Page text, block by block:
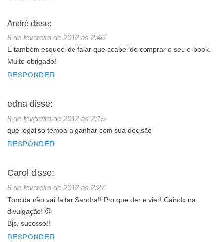
André disse:
8 de fevereiro de 2012 às 2:46
E também esqueci de falar que acabei de comprar o seu e-book.
Muito obrigado!
RESPONDER
edna disse:
8 de fevereiro de 2012 às 2:15
que legal só temoa a ganhar com sua decisão
RESPONDER
Carol disse:
8 de fevereiro de 2012 às 2:27
Torcida não vai faltar Sandra!! Pro que der e vier! Caindo na
divulgação! 😉
Bjs, sucesso!!
RESPONDER